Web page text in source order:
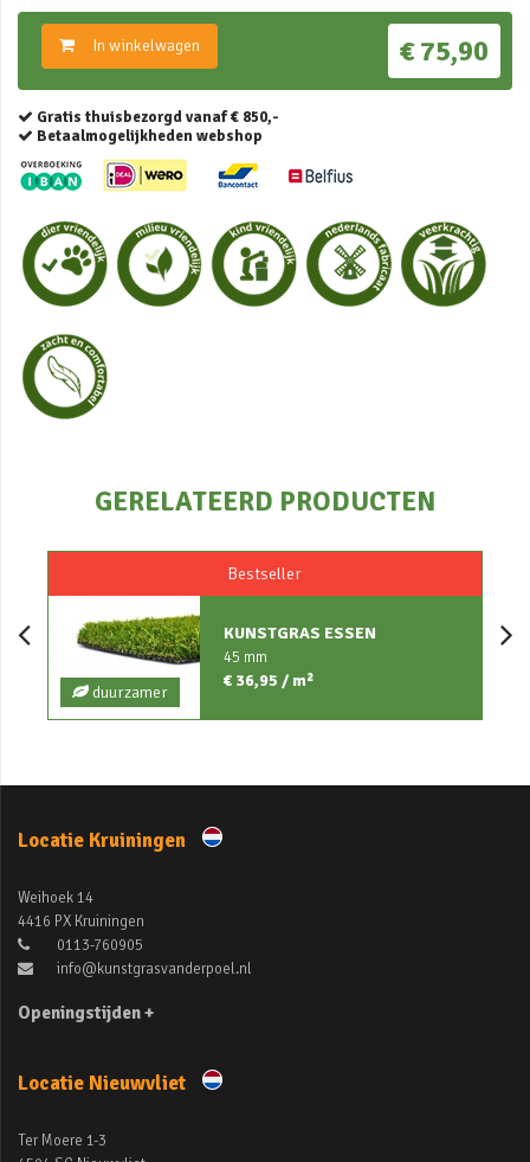
€ 75,90
In winkelwagen
Gratis thuisbezorgd vanaf € 850,-
Betaalmogelijkheden webshop
GERELATEERD PRODUCTEN
Bestseller
duurzamer
KUNSTGRAS ESSEN
45 mm
€ 36,95 / m²
Locatie Kruiningen
Weihoek 14
4416 PX Kruiningen
0113-760905
info@kunstgrasvanderpoel.nl
Openingstijden +
Locatie Nieuwvliet
Ter Moere 1-3